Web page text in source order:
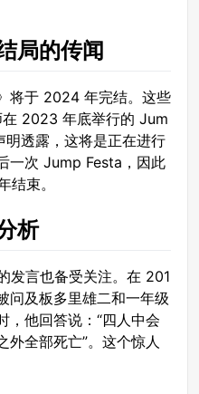
局的传闻
将于 2024 年完结。这些
2023 年底举行的 Jum
透露，这将是正在进行
一次 Jump Festa，因此
束。
析
发言也备受关注。在 201
问及板多里雄二和一年级
，他回答说：“四人中会
外全部死亡”。这个惊人